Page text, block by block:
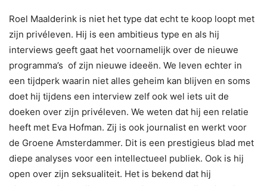
Roel Maalderink is niet het type dat echt te koop loopt met
zijn privéleven. Hij is een ambitieus type en als hij
interviews geeft gaat het voornamelijk over de nieuwe
programma’s of zijn nieuwe ideeën. We leven echter in
een tijdperk waarin niet alles geheim kan blijven en soms
doet hij tijdens een interview zelf ook wel iets uit de
doeken over zijn privéleven. We weten dat hij een relatie
heeft met Eva Hofman. Zij is ook journalist en werkt voor
de Groene Amsterdammer. Dit is een prestigieus blad met
diepe analyses voor een intellectueel publiek. Ook is hij
open over zijn seksualiteit. Het is bekend dat hij